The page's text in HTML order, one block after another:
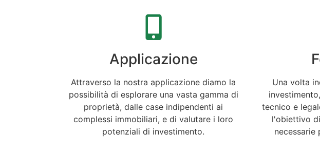
Applicazione
Attraverso la nostra applicazione diamo la
possibilità di esplorare una vasta gamma di
proprietà, dalle case indipendenti ai
complessi immobiliari, e di valutare i loro
potenziali di investimento.
Una volta
tecnico e
l'obiettivo
necessarie